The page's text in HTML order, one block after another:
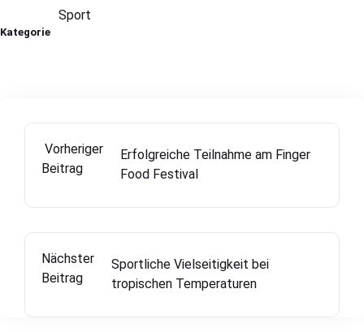
Kategorie
Sport
Vorheriger
Beitrag
Erfolgreiche Teilnahme am Finger
Food Festival
Nächster
Beitrag
Sportliche Vielseitigkeit bei
tropischen Temperaturen